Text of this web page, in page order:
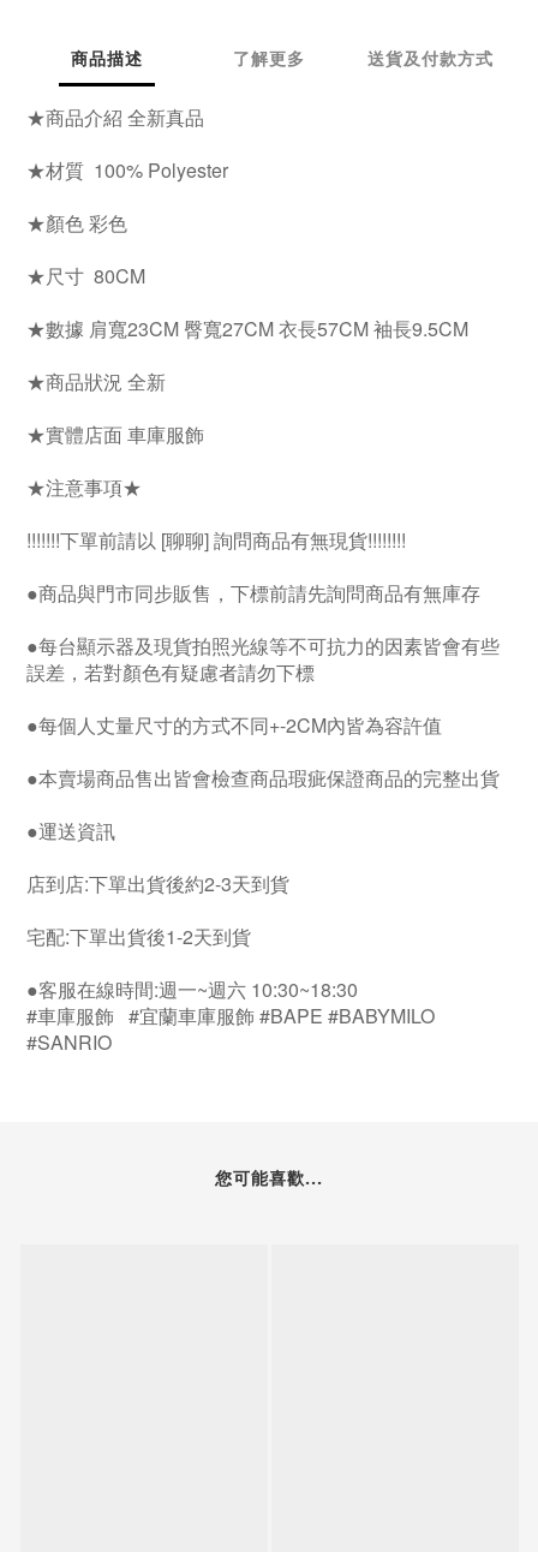
商品描述 了解更多 送貨及付款方式
★商品介紹 全新真品
★材質 100% Polyester
★顏色 彩色
★尺寸 80CM
★數據 肩寬23CM 臀寬27CM 衣長57CM 袖長9.5CM
★商品狀況 全新
★實體店面 車庫服飾
★注意事項★
!!!!!!!下單前請以 [聊聊] 詢問商品有無現貨!!!!!!!!
●商品與門市同步販售，下標前請先詢問商品有無庫存
●每台顯示器及現貨拍照光線等不可抗力的因素皆會有些
誤差，若對顏色有疑慮者請勿下標
●每個人丈量尺寸的方式不同+-2CM內皆為容許值
●本賣場商品售出皆會檢查商品瑕疵保證商品的完整出貨
●運送資訊
店到店:下單出貨後約2-3天到貨
宅配:下單出貨後1-2天到貨
●客服在線時間:週一~週六 10:30~18:30
#車庫服飾 #宜蘭車庫服飾 #BAPE #BABYMILO
#SANRIO
您可能喜歡...